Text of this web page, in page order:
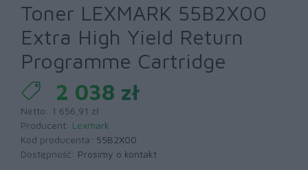
Toner LEXMARK 55B2X00
Extra High Yield Return
Programme Cartridge
2 038 zł
Netto: 1 656,91 zł
Producent: Lexmark
Kod producenta: 55B2X00
Dostępność: Prosimy o kontakt